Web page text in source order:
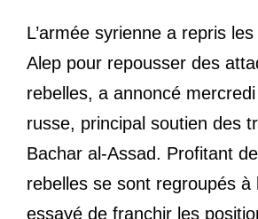
L’armée syrienne a repris
Alep pour repousser des
rebelles, a annoncé mercredi
russe, principal soutien des
Bachar al-Assad. Profitant
rebelles se sont regroupés à
essayé de franchir les